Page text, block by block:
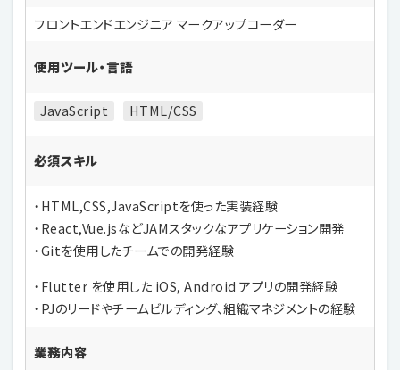
フロントエンドエンジニア マークアップコーダー
使用ツール・言語
JavaScript HTML/CSS
必須スキル
・HTML,CSS,JavaScriptを使った実装経験
・React,Vue.jsなどJAMスタックなアプリケーション開発
・Gitを使用したチームでの開発経験
・Flutter を使用した iOS, Android アプリの開発経験
・PJのリードやチームビルディング、組織マネジメントの経験
業務内容